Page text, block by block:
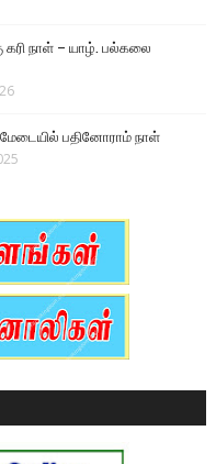
கரி நாள் – யாழ். பல்கலை
பதினோராம் நாள்